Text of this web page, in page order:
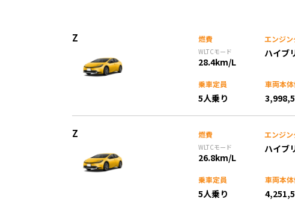
Z 燃費
WLTCモード
28.4km/L
エンジ
ハイブ
乗車定員
5人乗り
車両本
Z 燃費
WLTCモード
26.8km/L
エンジ
ハイブ
乗車定員
5人乗り
車両本